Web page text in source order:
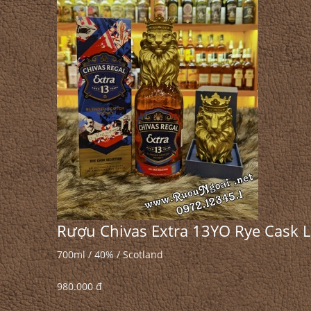
Rượu Chivas Extra 13YO Rye Cask
700ml / 40% / Scotland
980.000 đ